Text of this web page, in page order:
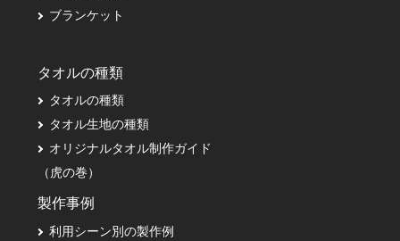
ブランケット
タオルの種類
タオルの種類
タオル生地の種類
オリジナルタオル制作ガイド
（虎の巻）
製作事例
利用シーン別の製作例